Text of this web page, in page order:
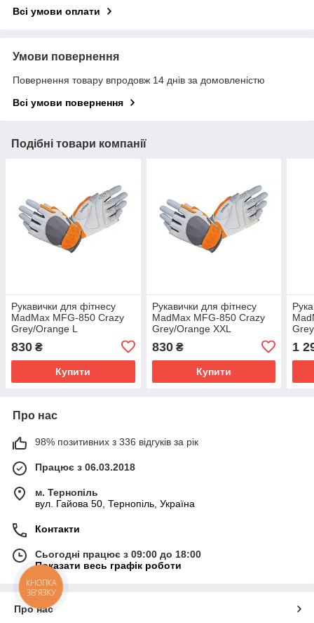
Всі умови оплати
Умови повернення
Повернення товару впродовж 14 днів за домовленістю
Всі умови повернення
Подібні товари компанії
Рукавички для фітнесу
MadMax MFG-850 Crazy
Grey/Orange L
830 ₴
Купити
Рукавички для фітнесу
MadMax MFG-850 Crazy
Grey/Orange XXL
830₴
Купити
1
Про нас
98% позитивних з 336 відгуків за рік
Працює з 06.03.2018
м. Тернопіль
вул. Гайова 50, Тернопіль, Україна
Контакти
Сьогодні працює з 09:00 до 18:00
Показати весь графік роботи
Про нас
КНОПКА
ЗВ'ЯЗКУ